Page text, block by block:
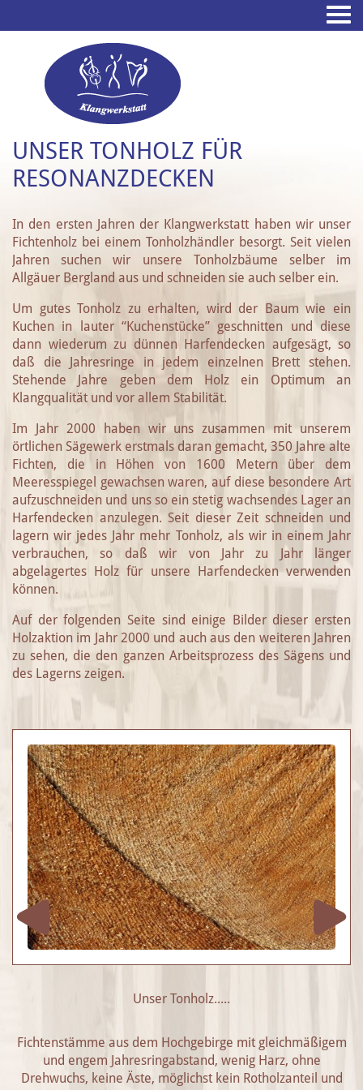
UNSER TONHOLZ FÜR
RESONANZDECKEN
In den ersten Jahren der Klangwerkstatt haben wir unser
Fichtenholz bei einem Tonholzhändler besorgt. Seit vielen
Jahren suchen wir unsere Tonholzbäume selber im
Allgäuer Bergland aus und schneiden sie auch selber ein.
Um gutes Tonholz zu erhalten, wird der Baum wie ein
Kuchen in lauter “Kuchenstücke” geschnitten und diese
dann wiederum zu dünnen Harfendecken aufgesägt, so
daß die Jahresringe in jedem einzelnen Brett stehen.
Stehende Jahre geben dem Holz ein Optimum an
Klangqualität und vor allem Stabilität.
Im Jahr 2000 haben wir uns zusammen mit unserem
örtlichen Sägewerk erstmals daran gemacht, 350 Jahre alte
Fichten, die in Höhen von 1600 Metern über dem
Meeresspiegel gewachsen waren, auf diese besondere Art
aufzuschneiden und uns so ein stetig wachsendes Lager an
Harfendecken anzulegen. Seit dieser Zeit schneiden und
lagern wir jedes Jahr mehr Tonholz, als wir in einem Jahr
verbrauchen, so daß wir von Jahr zu Jahr länger
abgelagertes Holz für unsere Harfendecken verwenden
können.
Auf der folgenden Seite sind einige Bilder dieser ersten
Holzaktion im Jahr 2000 und auch aus den weiteren Jahren
zu sehen, die den ganzen Arbeitsprozess des Sägens und
des Lagerns zeigen.
Unser Tonholz.....
Fichtenstämme aus dem Hochgebirge mit gleichmäßigem
und engem Jahresringabstand, wenig Harz, ohne
Drehwuchs, keine Äste, möglichst kein Rotholzanteil und